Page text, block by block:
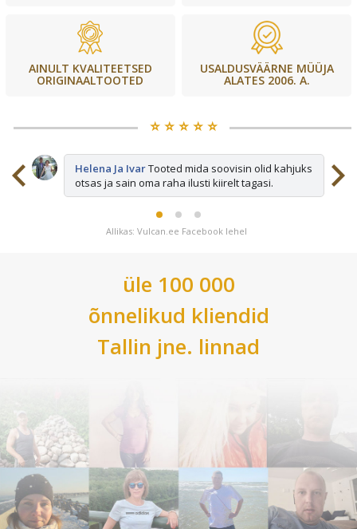
AINULT KVALITEETSED
ORIGINAALTOOTED
USALDUSVÄÄRNE MÜÜJA
ALATES 2006. A.
⭐️ ⭐️ ⭐️ ⭐️ ⭐️
Helena Ja IvarTooted mida soovisin olid kahjuks
otsas ja sain oma raha ilusti kiirelt tagasi.
Allikas: Vulcan.ee Facebook lehel
üle 100 000
õnnelikud kliendid
Tallin jne. linnad